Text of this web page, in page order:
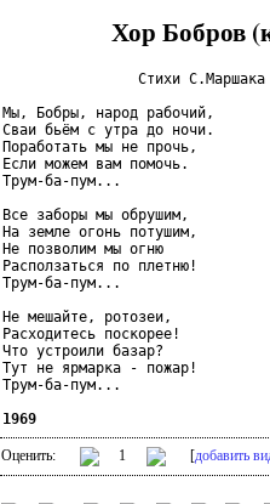
Хор Бобров
                Стихи С.Маршака
Мы, Бобры, народ рабочий,
Сваи бьём с утра до ночи.
Поработать мы не прочь,
Если можем вам помочь.
Трум-ба-пум...
Все заборы мы обрушим,
На земле огонь потушим,
Не позволим мы огню
Расползаться по плетню!
Трум-ба-пум...
Не мешайте, ротозеи,
Расходитесь поскорее!
Что устроили базар?
Тут не ярмарка - пожар!
Трум-ба-пум...
1969
Оценить: 1 [добавить